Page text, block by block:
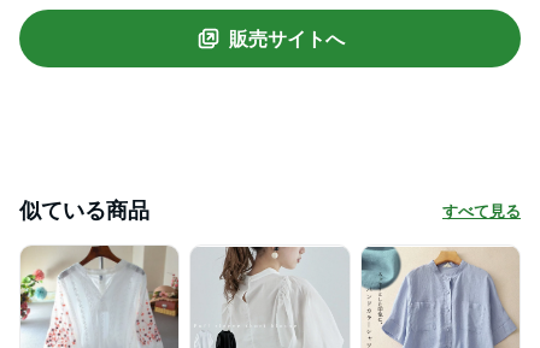
販売サイトへ
似ている商品 すべて見る